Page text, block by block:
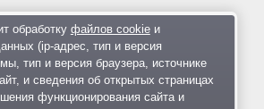
применяются
обработку файлов cookieи
(ip-адрес, тип и версия
тип и версия браузера, источнике
и сведения об открытых страницах
функционирования сайта и